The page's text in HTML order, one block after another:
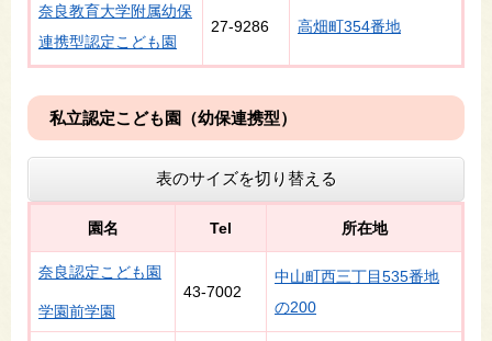
奈良教育大学附属幼保
連携型認定こども園
27‐9286 高畑町354番地
私立認定こども園（幼保連携型）
表のサイズを切り替える
園名 Tel 所在地
奈良認定こども園
学園前学園
43-7002
中山町西三丁目535番地
の200